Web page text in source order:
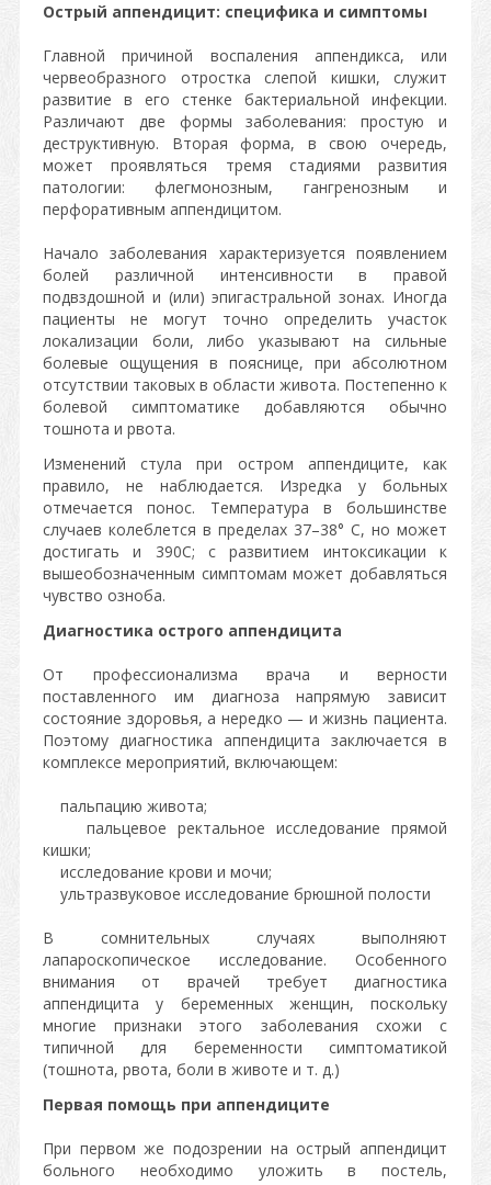
Острый аппендицит: специфика и симптомы
Главной причиной воспаления аппендикса, или
червеобразного отростка слепой кишки, служит
развитие в его стенке бактериальной инфекции.
Различают две формы заболевания: простую и
деструктивную. Вторая форма, в свою очередь,
может проявляться тремя стадиями развития
патологии: флегмонозным, гангренозным и
перфоративным аппендицитом.
Начало заболевания характеризуется появлением
болей различной интенсивности в правой
подвздошной и (или) эпигастральной зонах. Иногда
пациенты не могут точно определить участок
локализации боли, либо указывают на сильные
болевые ощущения в пояснице, при абсолютном
отсутствии таковых в области живота. Постепенно к
болевой симптоматике добавляются обычно
тошнота и рвота.
Изменений стула при остром аппендиците, как
правило, не наблюдается. Изредка у больных
отмечается понос. Температура в большинстве
случаев колеблется в пределах 37–38° С, но может
достигать и 390С; с развитием интоксикации к
вышеобозначенным симптомам может добавляться
чувство озноба.
Диагностика острого аппендицита
От профессионализма врача и верности
поставленного им диагноза напрямую зависит
состояние здоровья, а нередко — и жизнь пациента.
Поэтому диагностика аппендицита заключается в
комплексе мероприятий, включающем:
пальпацию живота;
пальцевое ректальное исследование прямой
кишки;
исследование крови и мочи;
ультразвуковое исследование брюшной полости
В сомнительных случаях выполняют
лапароскопическое исследование. Особенного
внимания от врачей требует диагностика
аппендицита у беременных женщин, поскольку
многие признаки этого заболевания схожи с
типичной для беременности симптоматикой
(тошнота, рвота, боли в животе и т. д.)
Первая помощь при аппендиците
При первом же подозрении на острый аппендицит
больного необходимо уложить в постель,